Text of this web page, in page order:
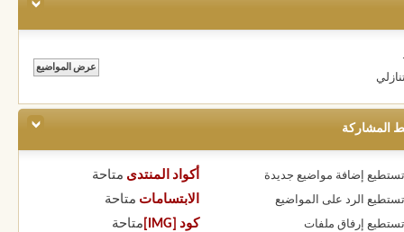
المشاركة
تستطيع إضافة مواضيع جديدة
تستطيع الرد على المواضيع
تستطيع إرفاق ملفات
أكواد المنتدى متاحة
الابتسامات متاحة
كود [IMG]
متاحة